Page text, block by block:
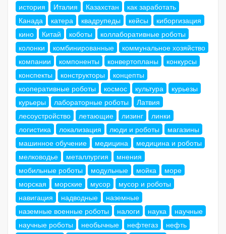
история
Италия Казахстан
как заработать
Канада
катера квадрупеды кейсы
киборгизация
кино
Китай коботы
коллаборативные роботы
колонки
комбинированные
коммунальное хозяйство
компании
компоненты конвертопланы
конкурсы
конспекты
конструкторы
концепты
кооперативные роботы
космос культура
курьезы
курьеры
лабораторные роботы
Латвия
лесоустройство
летающие лизинг
линки
логистика
локализация люди и роботы
магазины
машинное обучение
медицина
медицина и роботы
мелководье
металлургия
мнения
мобильные роботы
модульные мойка
море
морская
морские мусор
мусор и роботы
навигация
надводные
наземные
наземные военные роботы
налоги наука
научные
научные роботы
необычные нефтегаз
нефть